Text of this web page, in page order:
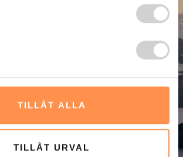
TILLÅT ALLA
TILLÅT URVAL